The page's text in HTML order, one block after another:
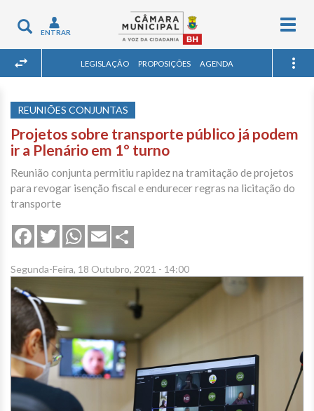
Toggle
navigation
ENTRAR
LEGISLAÇÃO PROPOSIÇÕES AGENDA
REUNIÕES CONJUNTAS
Projetos sobre transporte público já podem
ir a Plenário em 1º turno
Reunião conjunta permitiu rapidez na tramitação de projetos
para revogar isenção fiscal e endurecer regras na licitação do
transporte
FacebookTwitterWhatsApp
Email
Segunda-Feira, 18 Outubro, 2021 - 14:00